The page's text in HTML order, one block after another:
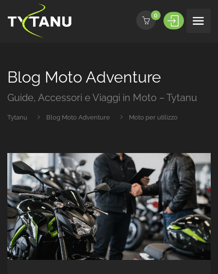
0
Blog Moto Adventure
Guide, Accessori e Viaggi in Moto – Tytanu
Tytanu Blog Moto Adventure Moto per utilizzo